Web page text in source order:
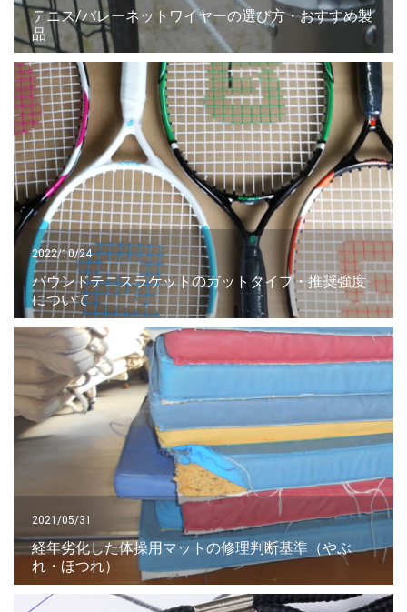
テニス/バレーネットワイヤーの選び方・おすすめ製
品
2022/10/24
バウンドテニスラケットのガットタイプ・推奨強度
について
2021/05/31
経年劣化した体操用マットの修理判断基準（やぶ
れ・ほつれ）